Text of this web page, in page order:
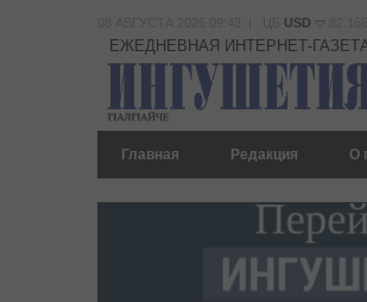
USD
ЕЖЕДНЕВНАЯ ИНТЕРНЕТ-
Главная Редакция О